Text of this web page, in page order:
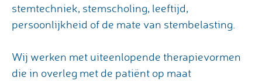
stemtechniek, stemscholing, leeftijd,
persoonlijkheid of de mate van stembelasting.
Wij werken met uiteenlopende therapievormen
die in overleg met de patiënt op maat